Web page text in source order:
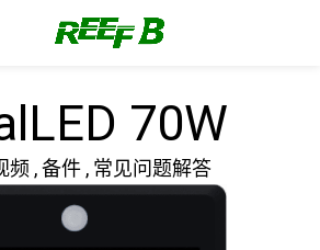
70W
频 , 备件 , 常见问题解答